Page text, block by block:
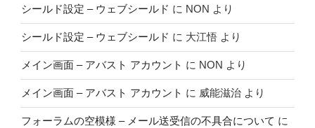
シールド設定 – ウェブシールド に NON より
シールド設定 – ウェブシールド に 大江悟 より
メイン画面 – アバスト アカウント に NON より
メイン画面 – アバスト アカウント に 威能滋治 より
フォーラムの空模様 – メール送受信の不具合について に